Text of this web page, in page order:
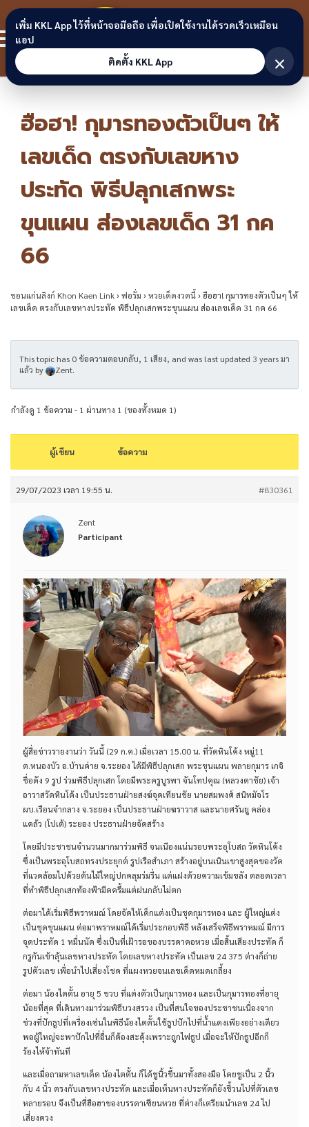
Skip to content
ขอนแก่น
ลิงก์
ฮือฮา! กุมารทองตัวเป็นๆ ให้
เลขเด็ด ตรงกับเลขหาง
ประทัด พิธีปลุกเสกพระ
ขุนแผน ส่องเลขเด็ด 31 กค
66
ขอนแก่นลิงก์ Khon Kaen Link›ฟอรั่ม ›หวยเด็ดงวดนี้›ฮือฮา! กุมารทองตัวเป็นๆ ให้
เลขเด็ด ตรงกับเลขหางประทัด พิธีปลุกเสกพระขุนแผน ส่องเลขเด็ด 31 กค 66
This topic has 0 ข้อความตอบกลับ, 1 เสียง, and was last updated 3 years มา
แล้ว by Zent.
กำลังดู 1 ข้อความ - 1 ผ่านทาง 1 (ของทั้งหมด 1)
ผู้เขียน ข้อความ
29/07/2023 เวลา 19:55 น. #830361
Zent
Participant
ผู้สื่อข่าวรายงานว่า วันนี้ (29 ก.ค.) เมื่อเวลา 15.00 น. ที่วัดหินโค้ง หมู่11
ต.หนองบัว อ.บ้านค่าย จ.ระยอง ได้มีพิธีปลุกเสก พระขุนแผน พลายกุมาร เกจิ
ชื่อดัง 9 รูป ร่วมพิธีปลุกเสก โดยมีพระครูบูรพา จันโทปคุณ (หลวงตาชัย) เจ้า
อาวาสวัดหินโค้ง เป็นประธานฝ่ายสงฆ์จุดเทียนชัย นายสมพงศ์ สนิทมัจโร
ผบ.เรือนจำกลาง จ.ระยอง เป็นประธานฝ่ายฆราวาส และนายศรันยู คล่อง
แคล้ว (โปเต้) ระยอง ประธานฝ่ายจัดสร้าง
โดยมีประชาชนจำนวนมากมาร่วมพิธี จนเนืองแน่นรอบพระอุโบสถ วัดหินโค้ง
ซึ่งเป็นพระอุโบสถทรงประยุกต์ รูปเรือสำเภา สร้างอยู่บนเนินเขาสูงสุดของวัด
ที่แวดล้อมไปด้วยต้นไม้ใหญ่ปกคลุมร่มรื่น แต่แฝงด้วยความเข้มขลัง ตลอดเวลา
ที่ทำพิธีปลุกเสกท้องฟ้ามืดครึ้มแต่ฝนกลับไม่ตก
ต่อมาได้เริ่มพิธีพราหมณ์ โดยจัดให้เด็กแต่งเป็นชุดกุมารทอง และ ผู้ใหญ่แต่ง
เป็นชุดขุนแผน ต่อมาพราหมณ์ได้เริ่มประกอบพิธี หลังเสร็จพิธีพราหมณ์ มีการ
จุดประทัด 1 หมื่นนัด ซึ่งเป็นที่เฝ้ารอของบรรดาคอหวย เมื่อสิ้นเสียงประทัด ก็
กรูกันเข้าลุ้นเลขหางประทัด โดยเลขหางประทัด เป็นเลข 24 375 ต่างก็ถ่าย
รูปตัวเลข เพื่อนำไปเสี่ยงโชค ที่แผงหวยจนเลขเด็ดหมดเกลี้ยง
ต่อมา น้องไตตั้น อายุ 5 ขวบ ที่แต่งตัวเป็นกุมารทอง และเป็นกุมารทองที่อายุ
น้อยที่สุด ที่เดินทางมาร่วมพิธีบวงสรวง เป็นที่สนใจของประชาชนเนื่องจาก
ช่วงที่ปักธูปที่เครื่องเซ่นในพิธีน้องไตตั้นใช้ธูปปักไปที่น้ำแดงเพียงอย่างเดียว
พอผู้ใหญ่จะพาปักไปที่อื่นก็ต้องสะดุ้งเพราะถูกไฟธูป เมื่อจะให้ปักธูปอีกก็
ร้องไห้จ้าทันที
และเมื่อถามหาเลขเด็ด น้องไตตั้น ก็ได้ชูนิ้วขึ้นมาทั้งสองมือ โดยชูเป็น 2 นิ้ว
กับ 4 นิ้ว ตรงกับเลขหางประทัด และเมื่อเห็นหางประทัดก็ยังชี้วนไปที่ตัวเลข
หลายรอบ จึงเป็นที่ฮือฮาของบรรดาเซียนหวย ที่ต่างก็เตรียมนำเลข 24 ไป
เสี่ยงดวง
เพิ่ม KKL App ไว้ที่หน้าจอมือถือ เพื่อเปิดใช้งานได้รวดเร็วเหมือน
แอป
ติดตั้ง KKL App
×